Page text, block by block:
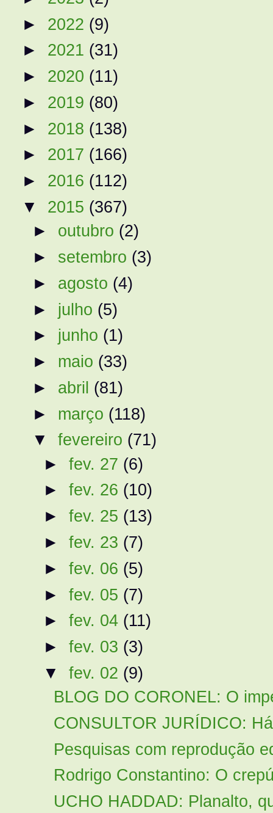
► 2022 (9)
► 2021 (31)
► 2020 (11)
► 2019 (80)
► 2018 (138)
► 2017 (166)
► 2016 (112)
▼ 2015 (367)
► outubro (2)
► setembro (3)
► agosto (4)
► julho (5)
► junho (1)
► maio (33)
► abril (81)
► março (118)
▼fevereiro (71)
► fev. 27 (6)
► fev. 26 (10)
► fev. 25 (13)
► fev. 23 (7)
► fev. 06 (5)
► fev. 05 (7)
► fev. 04 (11)
► fev. 03 (3)
▼ fev. 02 (9)
BLOG DO CORONEL: O
CONSULTOR JURÍDICO:
Pesquisas com reprodução
Rodrigo Constantino: O
UCHO HADDAD: Planalto,